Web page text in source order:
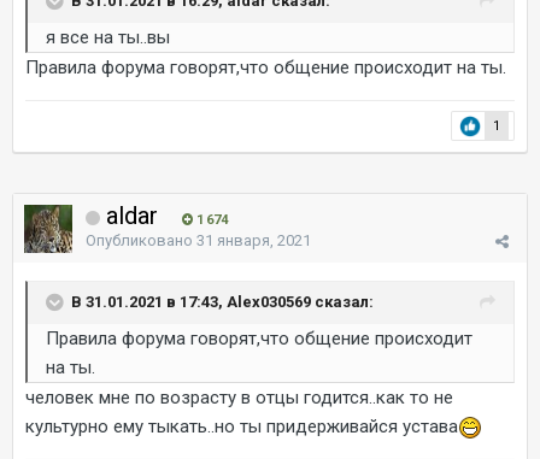
я все на ты..вы
Правила форума говорят,что общение происходит на ты.
1
aldar 1 674
Опубликовано 31 января, 2021
В 31.01.2021 в 17:43, Alex030569 сказал:
Правила форума говорят,что общение происходит
на ты.
человек мне по возрасту в отцы годится..как то не
культурно ему тыкать..но ты придерживайся устава